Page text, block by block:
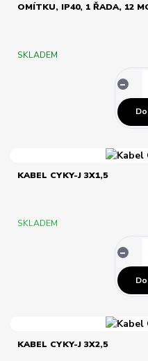
OMÍTKU, IP40, 1 ŘADA, 12
SKLADEM
KABEL CYKY-J 3X1,5
SKLADEM
KABEL CYKY-J 3X2,5